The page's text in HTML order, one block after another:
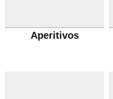
Aperitivos